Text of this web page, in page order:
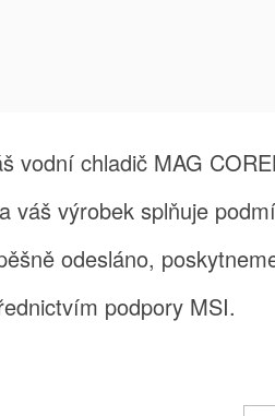
vodní chladič MAG
váš výrobek splňuje
odesláno,
podpory MSI.